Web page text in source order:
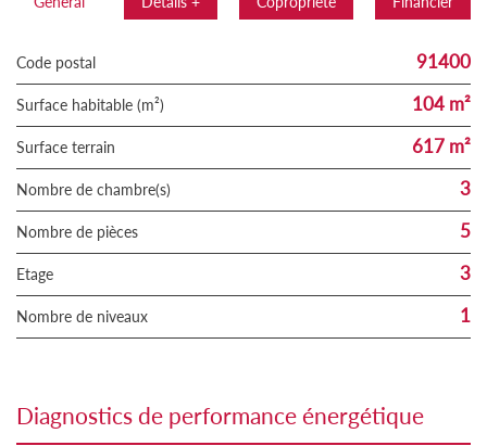
Code postal 91400
Surface habitable (m²) 104 m²
surface terrain 617 m²
Nombre de chambre(s) 3
Nombre de pièces 5
Etage 3
Nombre de niveaux 1
diagnostics de performance énergétique